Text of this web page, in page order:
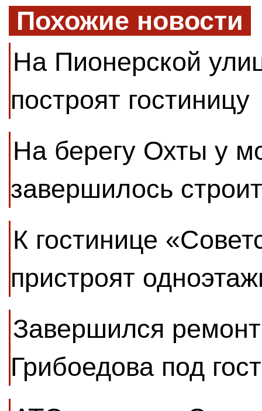
Похожие новости
На Пионерской
построят гостиницу
На берегу Охты у
завершилось
К гостинице
пристроят
Завершился
Грибоедова под